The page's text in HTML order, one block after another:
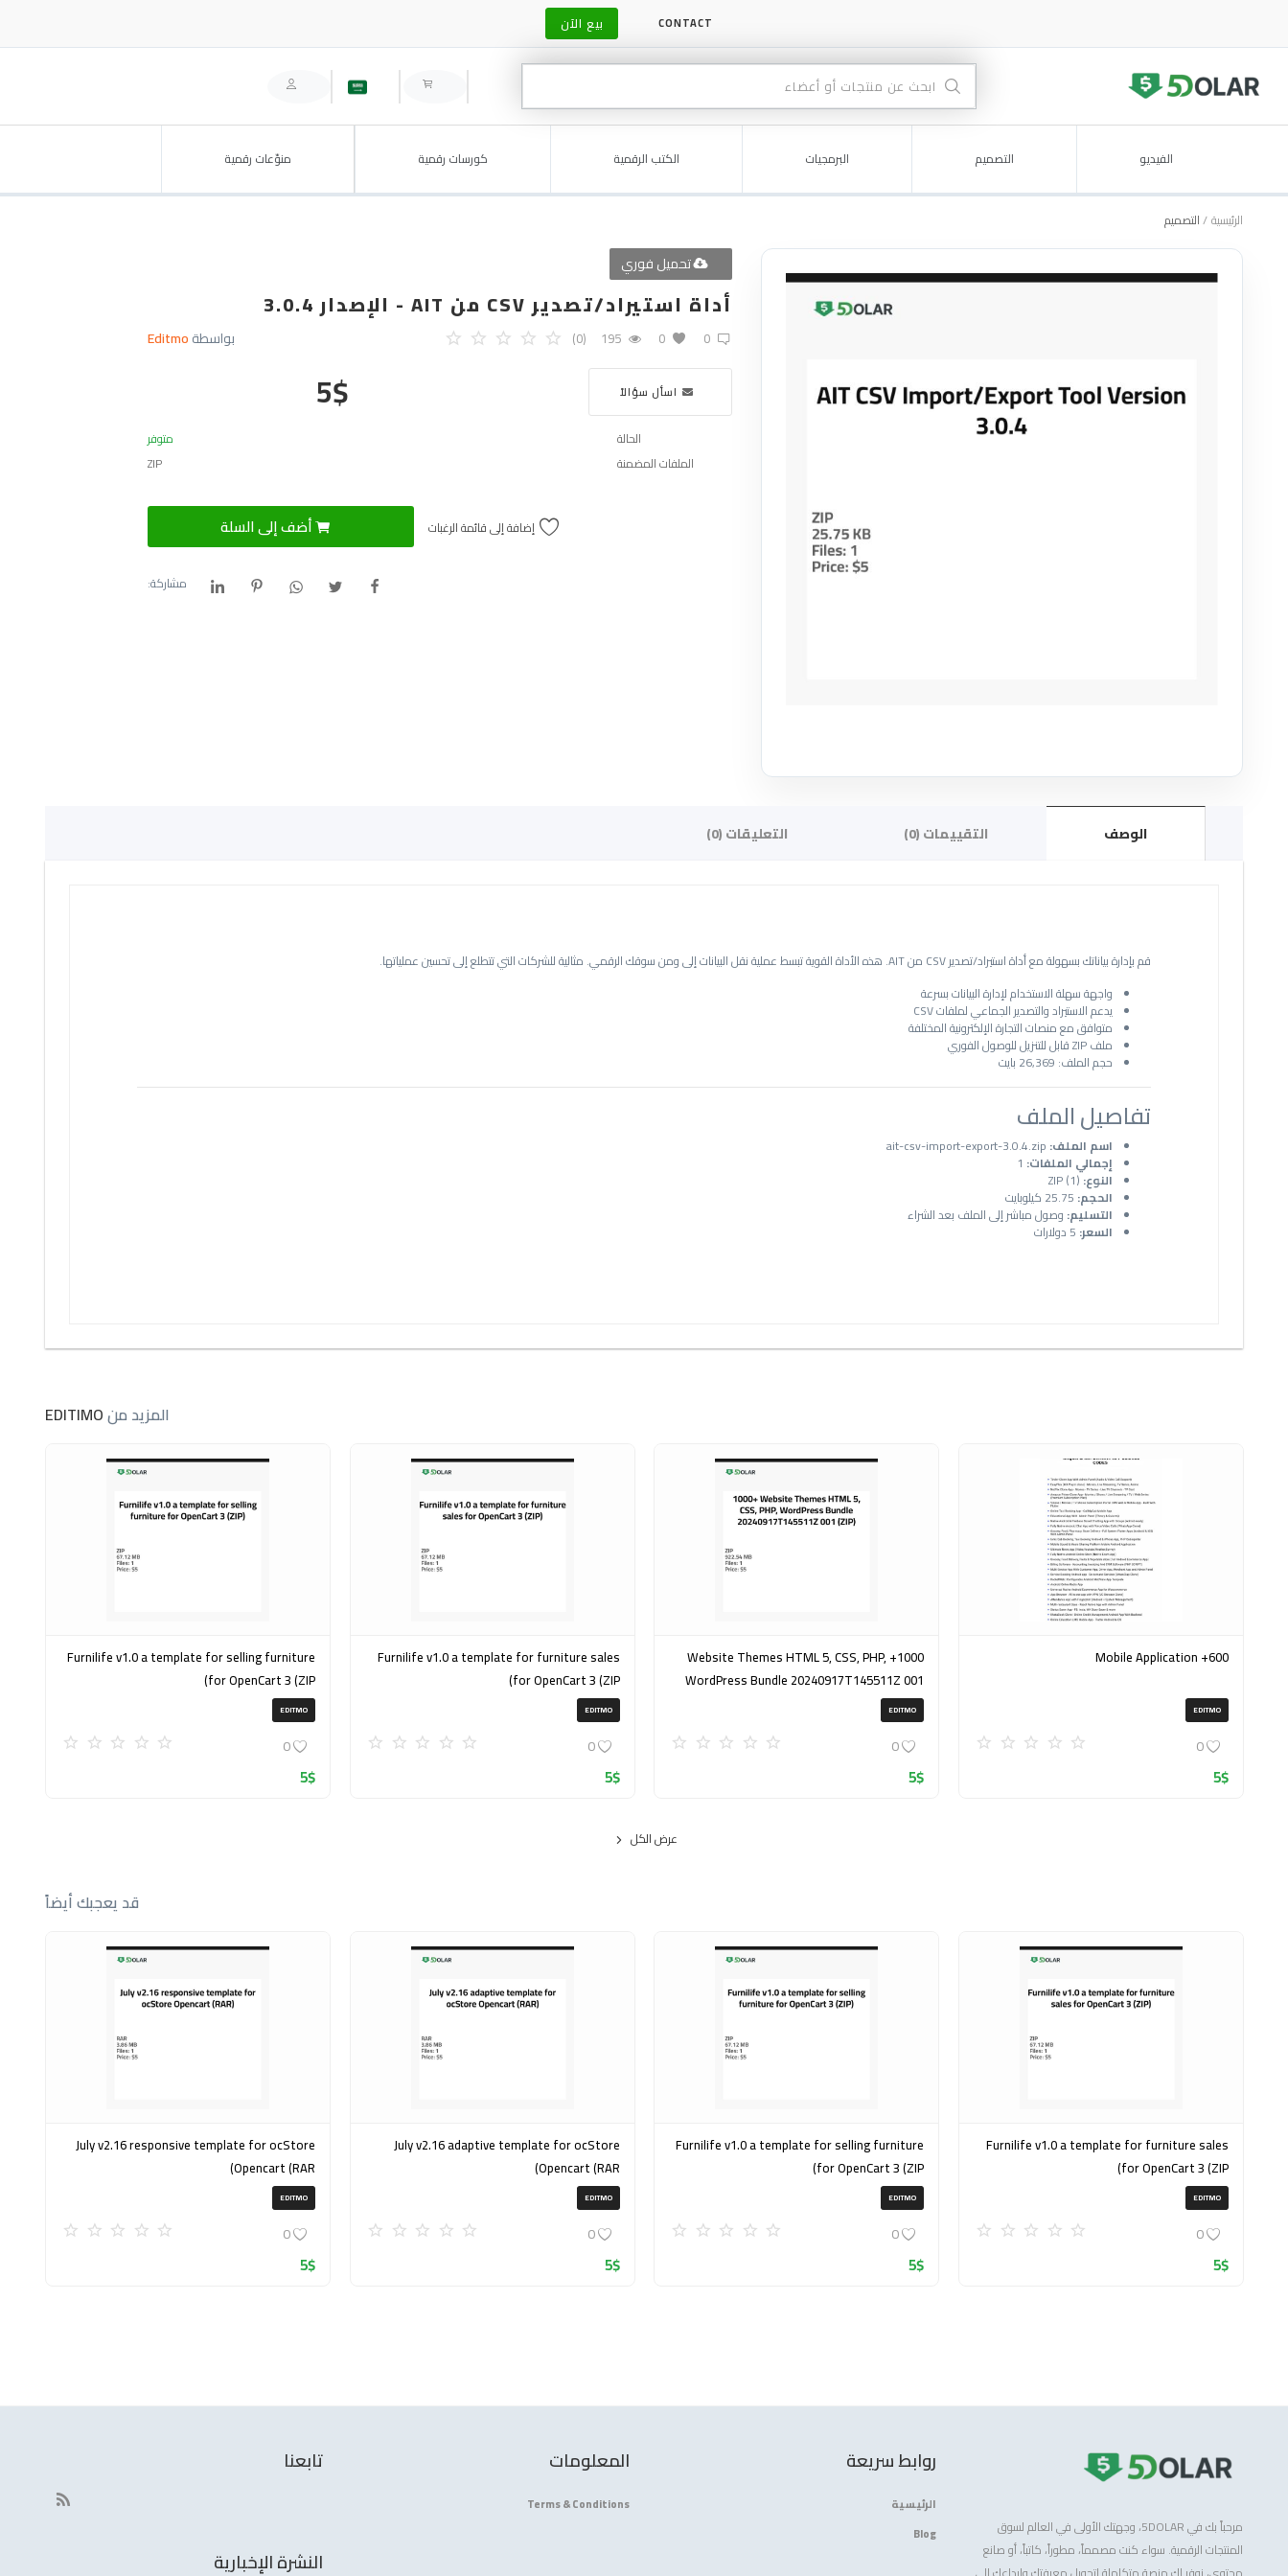
CONTACT بيع الآن
الفيديو التصميم البرمجيات الكتب الرقمية كورسات رقمية منوّعات رقمية
الرئيسية التصميم
تحميل فوري
أداة استيراد/تصدير CSV من AIT - الإصدار 3.0.4
بواسطةEditmo 0
(0) 0
195
5$ اسأل سؤالاً
الحالة
متوفر
الملفات المضمنة
ZIP
أضف إلى السلة إضافة إلى قائمة الرغبات
مشاركة:
الوصف التقييمات (0) التعليقات (0)
قم بإدارة بياناتك بسهولة مع أداة استيراد/تصدير CSV من AIT. هذه الأداة القوية تبسط عملية نقل البيانات إلى ومن سوقك الرقمي. مثالية للشركات التي تتطلع إلى تحسين عملياتها.
واجهة سهلة الاستخدام لإدارة البيانات بسرعة
يدعم الاستيراد والتصدير الجماعي لملفات CSV
متوافق مع منصات التجارة الإلكترونية المختلفة
ملف ZIP قابل للتنزيل للوصول الفوري
حجم الملف: 26,369 بايت
تفاصيل الملف
اسم الملف:
إجمالي الملفات:
النوع:ZIP (1)
الحجم:
التسليم: وصول مباشر إلى الملف بعد الشراء
السعر:
المزيد منEDITIMO
600+ Mobile Application
EDITMO
0
5$
1000+ Website Themes HTML 5, CSS, PHP,
WordPress Bundle 20240917T145511Z 001
(ZIP)
EDITMO
0
5$
Furnilife v1.0 a template for furniture sales
for OpenCart 3 (ZIP)
EDITMO
0
5$
Furnilife v1.0 a template for selling furniture
for OpenCart 3 (ZIP)
EDITMO
0
5$
عرض الكل
قد يعجبك أيضاً
Furnilife v1.0 a template for furniture sales
for OpenCart 3 (ZIP)
EDITMO
0
5$
Furnilife v1.0 a template for selling furniture
for OpenCart 3 (ZIP)
EDITMO
0
5$
July v2.16 adaptive template for ocStore
Opencart (RAR)
EDITMO
0
5$
July v2.16 responsive template for ocStore
Opencart (RAR)
EDITMO
0
5$
مرحباً بك في 5DOLAR، وجهتك الأولى في العالم لسوق
المنتجات الرقمية. سواء كنت مصمماً، مطوراً، كاتباً، أو صانع
روابط سريعة
الرئيسية
Blog
المعلومات
Terms & Conditions
تابعنا
النشرة الإخبارية